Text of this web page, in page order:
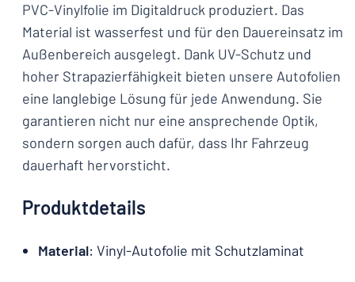
PVC-Vinylfolie im Digitaldruck produziert. Das
Material ist wasserfest und für den Dauereinsatz im
Außenbereich ausgelegt. Dank UV-Schutz und
hoher Strapazierfähigkeit bieten unsere Autofolien
eine langlebige Lösung für jede Anwendung. Sie
garantieren nicht nur eine ansprechende Optik,
sondern sorgen auch dafür, dass Ihr Fahrzeug
dauerhaft hervorsticht.
Produktdetails
Material: Vinyl-Autofolie mit Schutzlaminat